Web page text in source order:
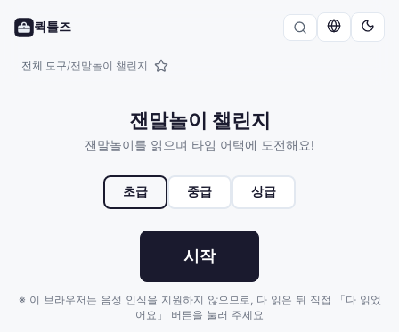
퀵툴즈
전체 도구/잰말놀이 챌린지
잰말놀이 챌린지
잰말놀이를 읽으며 타임 어택에 도전해요!
초급 중급 상급
시작
※ 이 브라우저는 음성 인식을 지원하지 않으므로, 다 읽은 뒤 직접 「다 읽었
어요」 버튼을 눌러 주세요